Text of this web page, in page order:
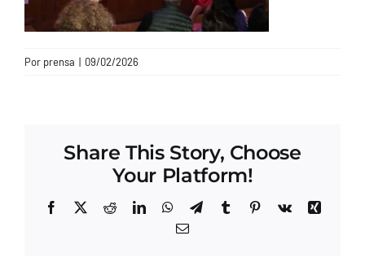
Por prensa | 09/02/2026
Share This Story, Choose
Your Platform!
Facebook
X RedditLinkedInWhatsApp
TelegramTumblrPinterest
Vk
Xing
Correo